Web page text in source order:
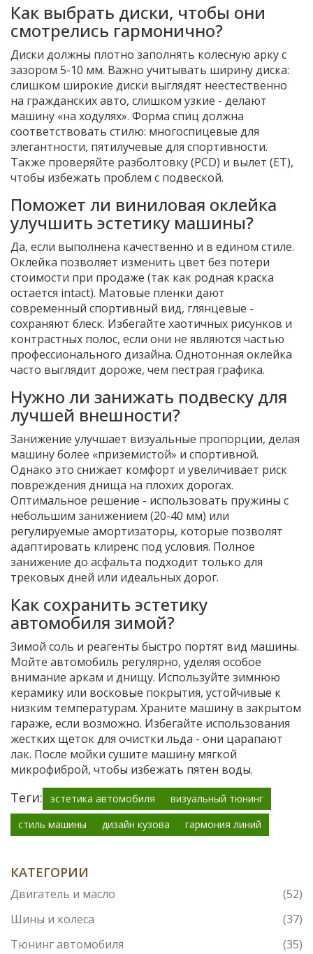
Как выбрать диски, чтобы они
смотрелись гармонично?
Диски должны плотно заполнять колесную арку с
зазором 5-10 мм. Важно учитывать ширину диска:
слишком широкие диски выглядят неестественно
на гражданских авто, слишком узкие - делают
машину «на ходулях». Форма спиц должна
соответствовать стилю: многоспицевые для
элегантности, пятилучевые для спортивности.
Также проверяйте разболтовку (PCD) и вылет (ET),
чтобы избежать проблем с подвеской.
Поможет ли виниловая оклейка
улучшить эстетику машины?
Да, если выполнена качественно и в едином стиле.
Оклейка позволяет изменить цвет без потери
стоимости при продаже (так как родная краска
остается intact). Матовые пленки дают
современный спортивный вид, глянцевые -
сохраняют блеск. Избегайте хаотичных рисунков и
контрастных полос, если они не являются частью
профессионального дизайна. Однотонная оклейка
часто выглядит дороже, чем пестрая графика.
Нужно ли занижать подвеску для
лучшей внешности?
Занижение улучшает визуальные пропорции, делая
машину более «приземистой» и спортивной.
Однако это снижает комфорт и увеличивает риск
повреждения днища на плохих дорогах.
Оптимальное решение - использовать пружины с
небольшим занижением (20-40 мм) или
регулируемые амортизаторы, которые позволят
адаптировать клиренс под условия. Полное
занижение до асфальта подходит только для
трековых дней или идеальных дорог.
Как сохранить эстетику
автомобиля зимой?
Зимой соль и реагенты быстро портят вид машины.
Мойте автомобиль регулярно, уделяя особое
внимание аркам и днищу. Используйте зимнюю
керамику или восковые покрытия, устойчивые к
низким температурам. Храните машину в закрытом
гараже, если возможно. Избегайте использования
жестких щеток для очистки льда - они царапают
лак. После мойки сушите машину мягкой
микрофиброй, чтобы избежать пятен воды.
Теги: эстетика автомобиля
визуальный тюнинг
стиль машины
дизайн кузова гармония линий
КАТЕГОРИИ
Двигатель и масло
(52)
Шины и колеса
(37)
Тюнинг автомобиля
(35)